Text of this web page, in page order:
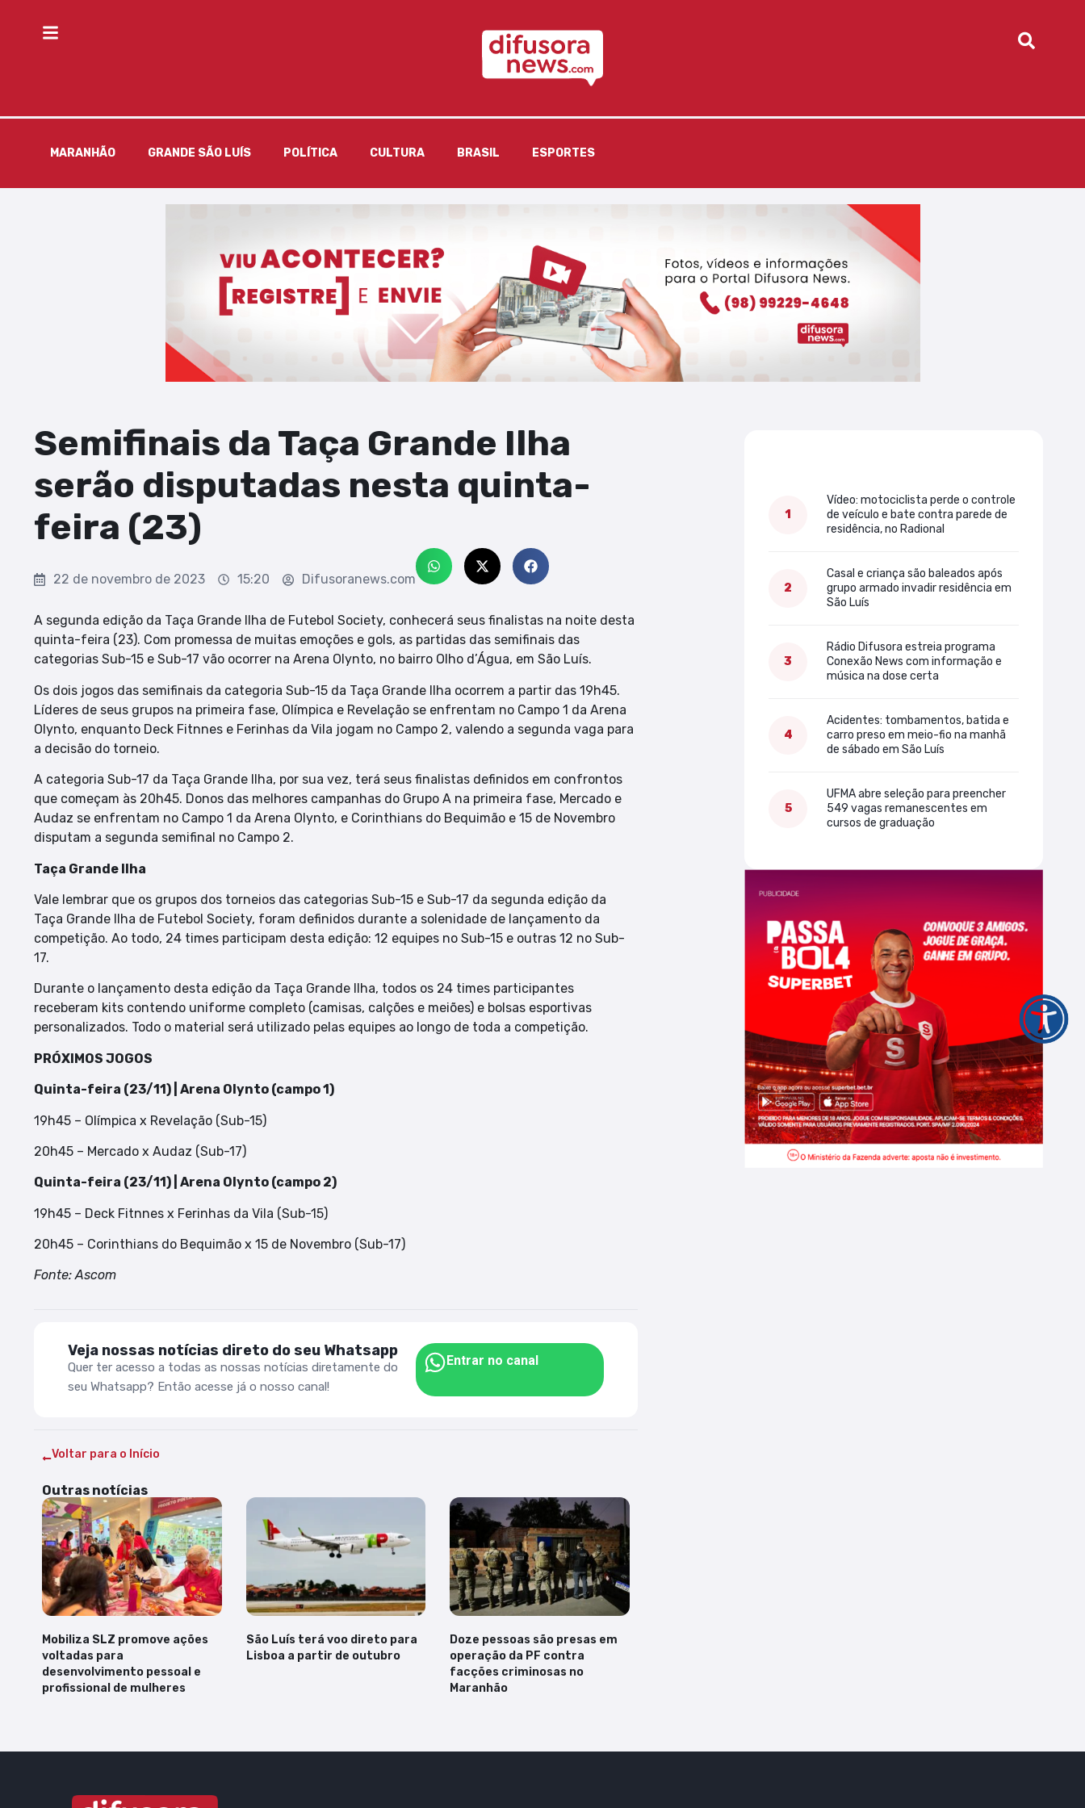
MARANHÃO GRANDE SÃO LUÍS POLÍTICA CULTURA BRASIL ESPORTES
Semifinais da Taça Grande Ilha
serão disputadas nesta quinta-
feira (23)
22 de novembro de 2023 15:20 Difusoranews.com
A segunda edição da Taça Grande Ilha de Futebol Society, conhecerá seus finalistas na noite desta
quinta-feira (23). Com promessa de muitas emoções e gols, as partidas das semifinais das
categorias Sub-15 e Sub-17 vão ocorrer na Arena Olynto, no bairro Olho d’Água, em São Luís.
Os dois jogos das semifinais da categoria Sub-15 da Taça Grande Ilha ocorrem a partir das 19h45.
Líderes de seus grupos na primeira fase, Olímpica e Revelação se enfrentam no Campo 1 da Arena
Olynto, enquanto Deck Fitnnes e Ferinhas da Vila jogam no Campo 2, valendo a segunda vaga para
a decisão do torneio.
A categoria Sub-17 da Taça Grande Ilha, por sua vez, terá seus finalistas definidos em confrontos
que começam às 20h45. Donos das melhores campanhas do Grupo A na primeira fase, Mercado e
Audaz se enfrentam no Campo 1 da Arena Olynto, e Corinthians do Bequimão e 15 de Novembro
disputam a segunda semifinal no Campo 2.
Taça Grande Ilha
Vale lembrar que os grupos dos torneios das categorias Sub-15 e Sub-17 da segunda edição da
Taça Grande Ilha de Futebol Society, foram definidos durante a solenidade de lançamento da
competição. Ao todo, 24 times participam desta edição: 12 equipes no Sub-15 e outras 12 no Sub-
17.
Durante o lançamento desta edição da Taça Grande Ilha, todos os 24 times participantes
receberam kits contendo uniforme completo (camisas, calções e meiões) e bolsas esportivas
personalizados. Todo o material será utilizado pelas equipes ao longo de toda a competição.
PRÓXIMOS JOGOS
Quinta-feira (23/11) | Arena Olynto (campo 1)
19h45 – Olímpica x Revelação (Sub-15)
20h45 – Mercado x Audaz (Sub-17)
Quinta-feira (23/11) | Arena Olynto (campo 2)
19h45 – Deck Fitnnes x Ferinhas da Vila (Sub-15)
20h45 – Corinthians do Bequimão x 15 de Novembro (Sub-17)
Fonte: Ascom
Veja nossas notícias direto do seu Whatsapp
Quer ter acesso a todas as nossas notícias diretamente do
seu Whatsapp? Então acesse já o nosso canal!
Entrar no canal
Voltar para o Início
Outras notícias
Mobiliza SLZ promove ações
voltadas para
desenvolvimento pessoal e
profissional de mulheres
São Luís terá voo direto para
Lisboa a partir de outubro
Doze pessoas são presas em
operação da PF contra
facções criminosas no
Maranhão
Vídeo: motociclista perde o controle
de veículo e bate contra parede de
residência, no Radional
Casal e criança são baleados após
grupo armado invadir residência em
São Luís
Rádio Difusora estreia programa
Conexão News com informação e
música na dose certa
Acidentes: tombamentos, batida e
carro preso em meio-fio na manhã
de sábado em São Luís
UFMA abre seleção para preencher
549 vagas remanescentes em
cursos de graduação